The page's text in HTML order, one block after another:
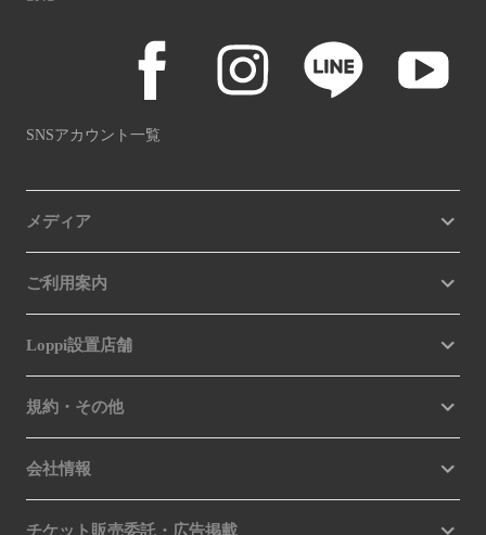
SNSアカウント一覧
メディア
ご利用案内
Loppi設置店舗
規約・その他
会社情報
チケット販売委託・広告掲載